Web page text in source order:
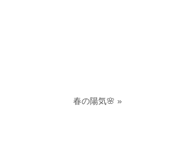
春の陽気🌸 »